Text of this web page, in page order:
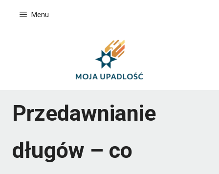
Menu
Przedawnianie
długów – co